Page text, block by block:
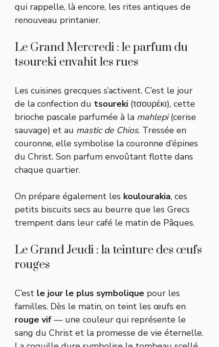
qui rappelle, là encore, les rites antiques de
renouveau printanier.
Le Grand Mercredi : le parfum du
tsoureki envahit les rues
Les cuisines grecques s’activent. C’est le jour
de la confection du tsoureki (τσουρέκι), cette
brioche pascale parfumée à la mahlepi(cerise
sauvage) et au mastic de Chios. Tressée en
couronne, elle symbolise la couronne d’épines
du Christ. Son parfum envoûtant flotte dans
chaque quartier.
On prépare également les koulourakia, ces
petits biscuits secs au beurre que les Grecs
trempent dans leur café le matin de Pâques.
Le Grand Jeudi : la teinture des œufs
rouges
C’est le jour le plus symbolique pour les
familles. Dès le matin, on teint les œufs en
rouge vif — une couleur qui représente le
sang du Christ et la promesse de vie éternelle.